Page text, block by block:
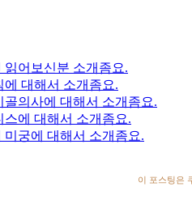
어보신분 소개좀요.
대해서 소개좀요.
의사에 대해서 소개좀요.
에 대해서 소개좀요.
궁에 대해서 소개좀요.
이 포스팅은